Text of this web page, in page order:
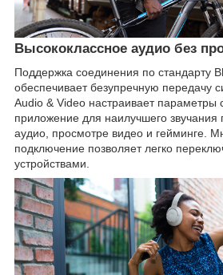
Высококлассное аудио без
Поддержка соединения по стандарту
обеспечивает безупречную передачу
Audio & Video настраивает параметры
приложение для наилучшего
аудио, просмотре видео и гейминге.
подключение позволяет легко
устройствами.